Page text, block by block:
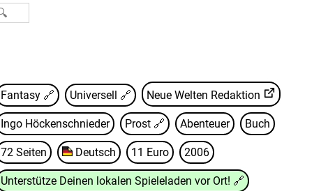
Fantasy 🔗 Universell 🔗 Neue Welten Redaktion
Ingo Höckenschnieder Prost 🔗 Abenteuer Buch
72 Seiten Deutsch 11 Euro 2006
Unterstütze Deinen lokalen Spieleladen vor Ort! 🔗